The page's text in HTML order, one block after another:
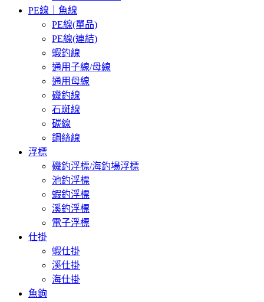
PE線｜魚線
PE線(單品)
PE線(連結)
蝦釣線
通用子線/母線
通用母線
磯釣線
石斑線
碳線
鋼絲線
浮標
磯釣浮標/海釣場浮標
池釣浮標
蝦釣浮標
溪釣浮標
電子浮標
仕掛
蝦仕掛
溪仕掛
海仕掛
魚鉤